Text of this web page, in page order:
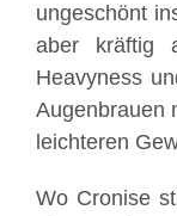
ungeschönt
aber kräftig
Heavyness
Augenbrauen
leichteren
Wo Cronise